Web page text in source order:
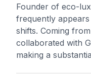
Founder of eco-
frequently
shifts. Coming
collaborated with
making a